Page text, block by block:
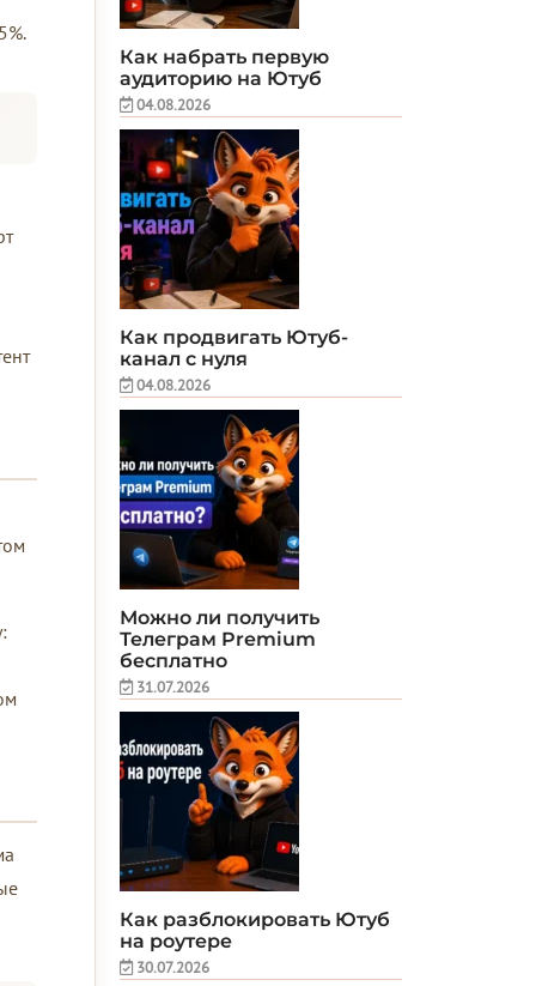
Как набрать первую
аудиторию на Ютуб
04.08.2026
Как продвигать Ютуб-
канал с нуля
04.08.2026
Можно ли получить
Телеграм Premium
бесплатно
31.07.2026
Как разблокировать Ютуб
на роутере
30.07.2026